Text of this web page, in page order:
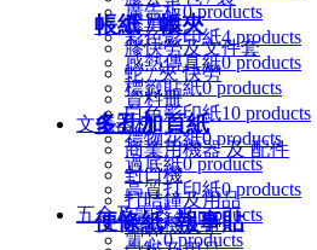
膠單板
膠快勞及文件套
蛇 / 夾 快勞
資料冊
文儀器材
商業用機器 及 配件
封口機
打咭鐘及用品
標籤機及帶
帳紙 / 帳夾
多孔加頁紙
便條紙/ 報事貼
廣告板0 products
彩色影印紙4 products
感熱傳真紙0 products
標籤貼紙0 products
白色影印紙10 products
禮物花紙0 products
過底紙0 products
高質打印紙0 products
五金及電器48 products
電芯0 products